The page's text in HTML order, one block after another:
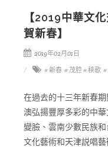
【2019中華文
賀新春】
2019年02月01日
# 新春 # 茂腔# 秧歌 #
在過去的十三年新春
澳弘揚豐厚多彩的中
變臉、雲南少數民族
文化藝術和天津説唱